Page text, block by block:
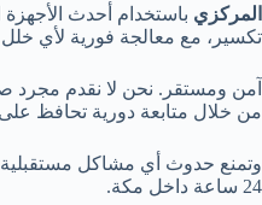
المركزي باستخدام أحدث
تكسير، مع معالجة فورية لأي
آمن ومستقر. نحن لا نقدم مجرد
من خلال متابعة دورية تحافظ
وتمنع حدوث أي مشاكل
24 ساعة داخل مكة.